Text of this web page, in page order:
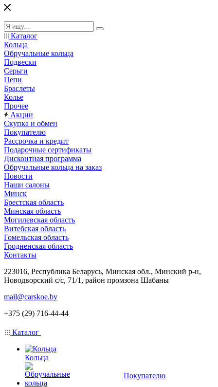
Каталог
Кольца
Обручальные кольца
Подвески
Серьги
Цепи
Браслеты
Колье
Прочее
Акции
Скупка и обмен
Покупателю
Рассрочка и кредит
Подарочные сертификаты
Дисконтная программа
Обручальные кольца на заказ
Новости
Наши салоны
Минск
Брестская область
Минская область
Могилевская область
Витебская область
Гомельская область
Гродненская область
Контакты
223016, Республика Беларусь, Минская обл., Минский р-н,
Новодворский с/с, 71/1, район промзона Шабаны
mail@carskoe.by
+375 (29) 716-44-44
Каталог
Кольца
Покупателю